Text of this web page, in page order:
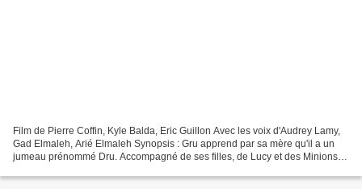
Film de Pierre Coffin, Kyle Balda, Eric Guillon Avec les voix d'Audrey Lamy,
Gad Elmaleh, Arié Elmaleh Synopsis : Gru apprend par sa mère qu'il a un
jumeau prénommé Dru. Accompagné de ses filles, de Lucy et des Minions, il